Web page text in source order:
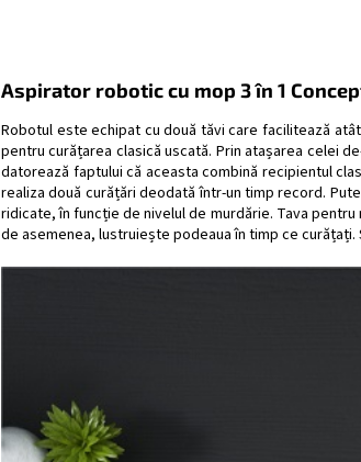
Aspirator robotic cu mop 3 în 1
Robotul este echipat cu două tăvi care facilitează
pentru curățarea clasică uscată. Prin atașarea celei
datorează faptului că aceasta combină recipientul
realiza două curățări deodată într-un timp record.
ridicate, în funcție de nivelul de murdărie. Tava
de asemenea, lustruiește podeaua în timp ce